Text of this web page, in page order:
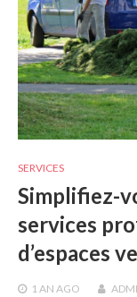
SERVICES
Simplifiez-
services
d’espaces
1 AN AGO